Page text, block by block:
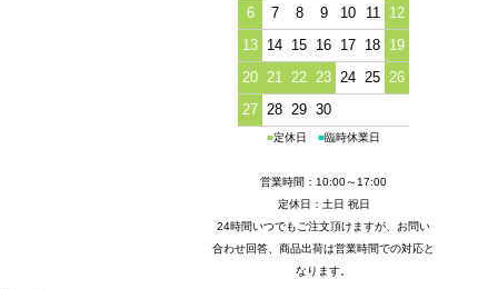
6
7 8 9 10 11
12
13 14 15 16 17 18 19
20 21 22 23 24 25 26
27 28 29 30
■定休日 ■臨時休業日
営業時間：10:00～17:00
定休日：土日 祝日
24時間いつでもご注文頂けますが、お問い
合わせ回答、商品出荷は営業時間での対応と
なります。